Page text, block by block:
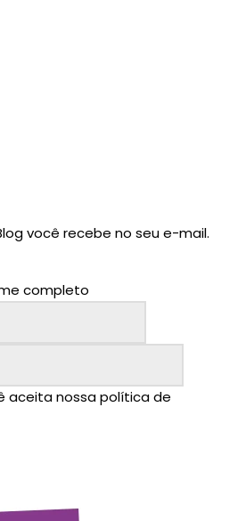
você recebe no seu e-mail.
completo
aceita nossa política de